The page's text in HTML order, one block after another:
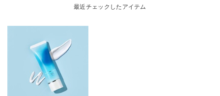
最近チェックしたアイテム